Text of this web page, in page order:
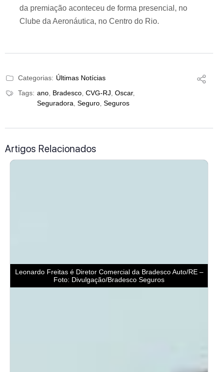
da premiação aconteceu de forma presencial, no
Clube da Aeronáutica, no Centro do Rio.
Categorias: Últimas Notícias
Tags: ano, Bradesco, CVG-RJ, Oscar,
Seguradora, Seguro, Seguros
Artigos Relacionados
Leonardo Freitas é Diretor Comercial da Bradesco Auto/RE –
Foto: Divulgação/Bradesco Seguros